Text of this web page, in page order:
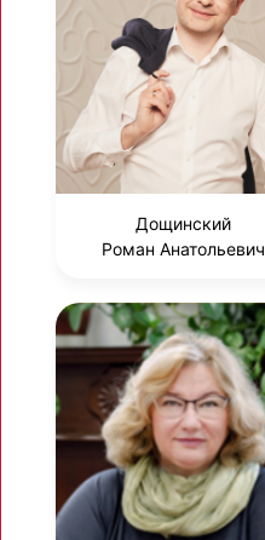
Дощинский
Роман Анатольевич